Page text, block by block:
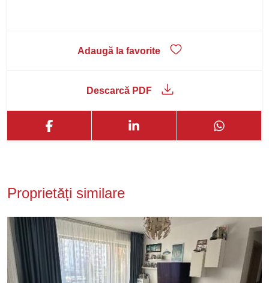
Adaugă la favorite
Descarcă PDF
Proprietăți similare